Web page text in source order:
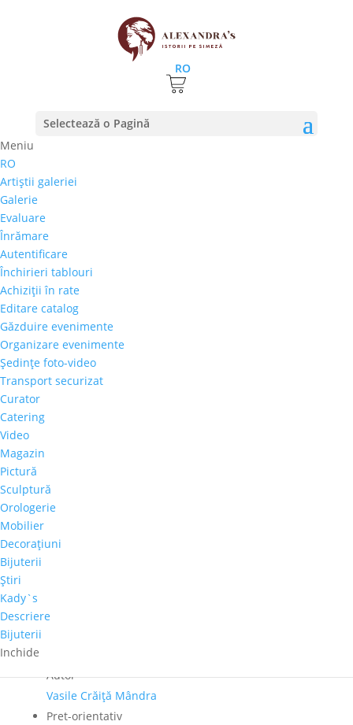
RO
Selectează o Pagină
Meniu
RO
Artiştii galeriei
Galerie
Evaluare
Înrămare
Autentificare
Închirieri tablouri
Achiziţii în rate
Editare catalog
Găzduire evenimente
Organizare evenimente
Şedinţe foto-video
Transport securizat
Curator
Catering
Video
Magazin
Pictură
Sculptură
Orologerie
Mobilier
Decoraţiuni
Bijuterii
Ştiri
Kady`s
Descriere
Bijuterii
Inchide
Prima pagină⚊Magazin
Vasile Crăiță Mândra –
„Vila”
600,00
Selectează rata |
3 luni
6 luni
9 luni
12 luni
Cantitate
Vasile
Crăiță
-
"Vila"
Comandă telefonică!
Tema
Culoare dominanta
60cm x 60cm
Autor
Vasile Crăiță Mândra
Pret-orientativ